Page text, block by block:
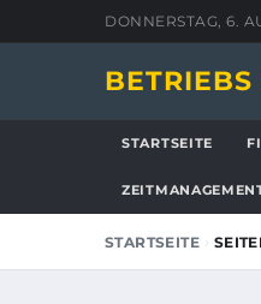
DONNERSTAG, 6.
STARTSEITE
STARTSEITE ›